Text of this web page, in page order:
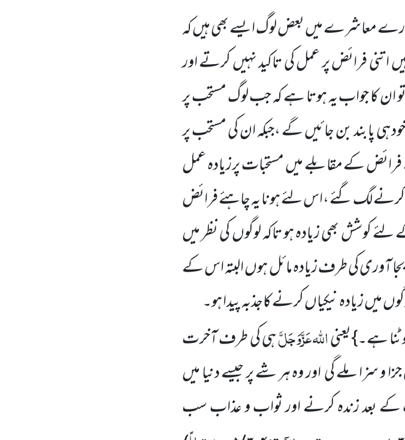
معاشرے میں بعض لوگ ایسے بھی ہیں کہ
ا تنی فرائض پر عمل کی تاکید نہیں کرتے اور
ان کا جواب یہ ہوتا ہے کہ جب لوگ مستحب پر
پابند بن جائیں گے ،جبکہ ان کی مستحب پر
فرائض کے مقابلے میں مستحبات پرزیادہ عمل
کرنے لگ گئے ،اس لئے ہونا یہ چاہئے فرائض
کوشش بھی زیادہ ہو تاکہ لوگوں کی نظر میں
آوری کی طرف زیادہ مائل ہوں البتہ اس کے
میں زیادہ نیکیاں کرنے کاجذبہ پیدا ہو۔
ہے۔}یعنیاللہعَزَّوَجَلَّہی کی طرف آخرت
و سزا ملے گی اور وہ ہر شے پر جیسے دنیا میں
بعد زندہ کرنے اور ثواب و عذاب سب